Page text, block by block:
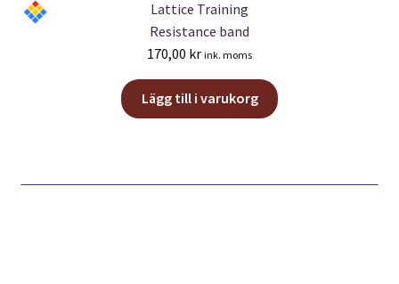
Lattice Training
Resistance band
170,00 kr ink. moms
Lägg till i varukorg